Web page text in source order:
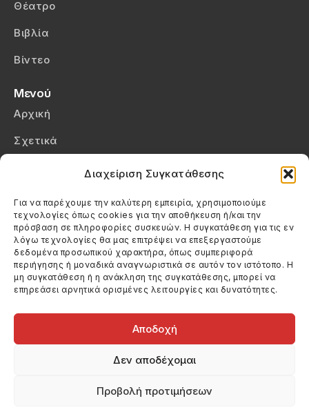
Διαχείριση Συγκατάθεσης
Για να παρέχουμε την καλύτερη εμπειρία, χρησιμοποιούμε
τεχνολογίες όπως cookies για την αποθήκευση ή/και την
πρόσβαση σε πληροφορίες συσκευών. Η συγκατάθεση για τις εν
λόγω τεχνολογίες θα μας επιτρέψει να επεξεργαστούμε
δεδομένα προσωπικού χαρακτήρα, όπως συμπεριφορά
περιήγησης ή μοναδικά αναγνωριστικά σε αυτόν τον ιστότοπο. Η
μη συγκατάθεση ή η ανάκληση της συγκατάθεσης, μπορεί να
επηρεάσει αρνητικά ορισμένες λειτουργίες και δυνατότητες.
Αποδοχή
Δεν αποδέχομαι
Προβολή προτιμήσεων
Θέατρο
Βιβλία
Βίντεο
Μενού
Αρχική
Σχετικά
Πολιτική Cookies (ΕΕ)
Στοιχεία Επικοινωνίας
Καλεσέ μας
(+30) 6974123481
Στείλε μας email
info@filmandtheater.gr
Copyright 2026 Filmandtheater / All rights reserved